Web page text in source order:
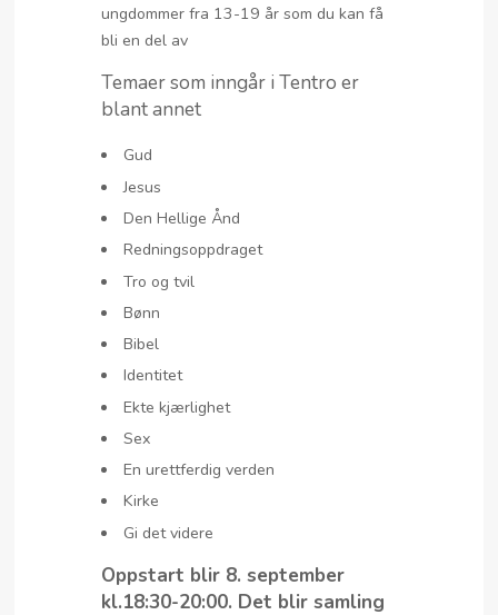
ungdommer fra 13-19 år som du kan få
bli en del av
Temaer som inngår i Tentro er
blant annet
Gud
Jesus
Den Hellige Ånd
Redningsoppdraget
Tro og tvil
Bønn
Bibel
Identitet
Ekte kjærlighet
Sex
En urettferdig verden
Kirke
Gi det videre
Oppstart blir 8. september
kl.18:30-20:00. Det blir samling